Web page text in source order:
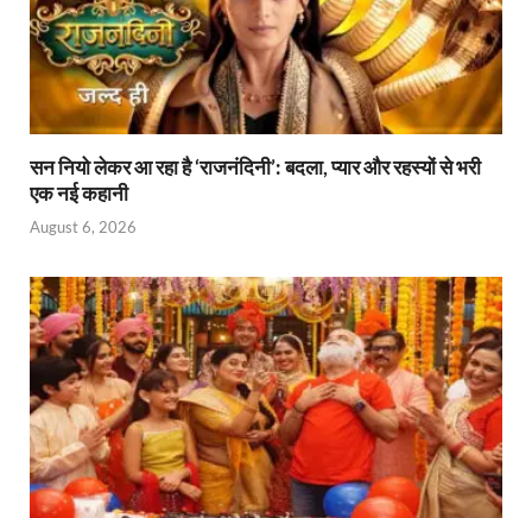
सन नियो लेकर आ रहा है ‘राजनंदिनी’: बदला, प्यार और रहस्यों से भरी
एक नई कहानी
August 6, 2026